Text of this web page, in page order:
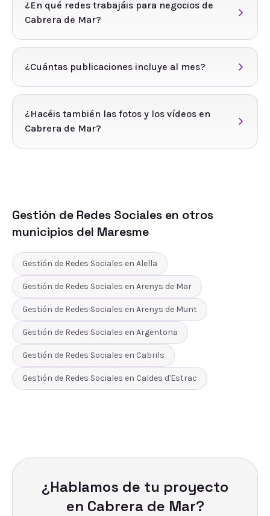
¿En qué redes trabajáis para negocios de
Cabrera de Mar?
¿Cuántas publicaciones incluye al mes?
¿Hacéis también las fotos y los vídeos en
Cabrera de Mar?
Gestión de Redes Sociales en otros
municipios del Maresme
Gestión de Redes Sociales en Alella
Gestión de Redes Sociales en Arenys de Mar
Gestión de Redes Sociales en Arenys de Munt
Gestión de Redes Sociales en Argentona
Gestión de Redes Sociales en Cabrils
Gestión de Redes Sociales en Caldes d'Estrac
¿Hablamos de tu proyecto
en Cabrera de Mar?